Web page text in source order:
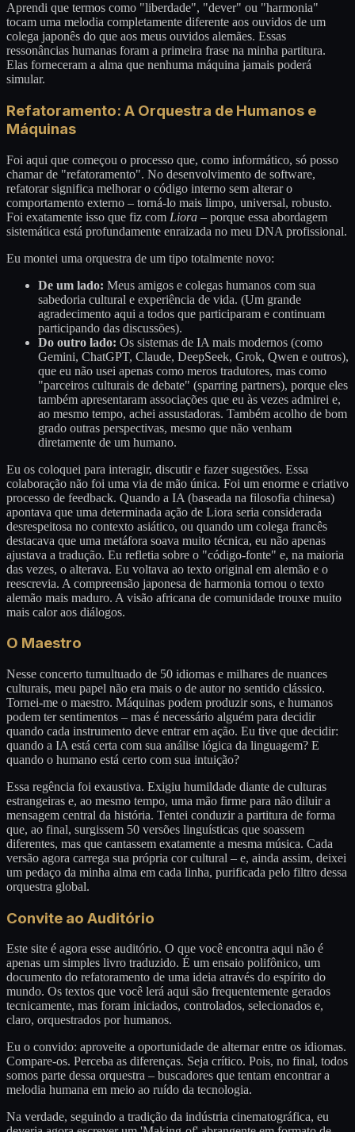
Aprendi que termos como "liberdade", "dever" ou "harmonia"
tocam uma melodia completamente diferente aos ouvidos de um
colega japonês do que aos meus ouvidos alemães. Essas
ressonâncias humanas foram a primeira frase na minha partitura.
Elas forneceram a alma que nenhuma máquina jamais poderá
simular.
Refatoramento: A Orquestra de Humanos e
Máquinas
Foi aqui que começou o processo que, como informático, só posso
chamar de "refatoramento". No desenvolvimento de software,
refatorar significa melhorar o código interno sem alterar o
comportamento externo – torná-lo mais limpo, universal, robusto.
Foi exatamente isso que fiz com Liora – porque essa abordagem
sistemática está profundamente enraizada no meu DNA profissional.
Eu montei uma orquestra de um tipo totalmente novo:
De um lado: Meus amigos e colegas humanos com sua
sabedoria cultural e experiência de vida. (Um grande
agradecimento aqui a todos que participaram e continuam
participando das discussões).
Do outro lado: Os sistemas de IA mais modernos (como
Gemini, ChatGPT, Claude, DeepSeek, Grok, Qwen e outros),
que eu não usei apenas como meros tradutores, mas como
"parceiros culturais de debate" (sparring partners), porque eles
também apresentaram associações que eu às vezes admirei e,
ao mesmo tempo, achei assustadoras. Também acolho de bom
grado outras perspectivas, mesmo que não venham
diretamente de um humano.
Eu os coloquei para interagir, discutir e fazer sugestões. Essa
colaboração não foi uma via de mão única. Foi um enorme e criativo
processo de feedback. Quando a IA (baseada na filosofia chinesa)
apontava que uma determinada ação de Liora seria considerada
desrespeitosa no contexto asiático, ou quando um colega francês
destacava que uma metáfora soava muito técnica, eu não apenas
ajustava a tradução. Eu refletia sobre o "código-fonte" e, na maioria
das vezes, o alterava. Eu voltava ao texto original em alemão e o
reescrevia. A compreensão japonesa de harmonia tornou o texto
alemão mais maduro. A visão africana de comunidade trouxe muito
mais calor aos diálogos.
O Maestro
Nesse concerto tumultuado de 50 idiomas e milhares de nuances
culturais, meu papel não era mais o de autor no sentido clássico.
Tornei-me o maestro. Máquinas podem produzir sons, e humanos
podem ter sentimentos – mas é necessário alguém para decidir
quando cada instrumento deve entrar em ação. Eu tive que decidir:
quando a IA está certa com sua análise lógica da linguagem? E
quando o humano está certo com sua intuição?
Essa regência foi exaustiva. Exigiu humildade diante de culturas
estrangeiras e, ao mesmo tempo, uma mão firme para não diluir a
mensagem central da história. Tentei conduzir a partitura de forma
que, ao final, surgissem 50 versões linguísticas que soassem
diferentes, mas que cantassem exatamente a mesma música. Cada
versão agora carrega sua própria cor cultural – e, ainda assim, deixei
um pedaço da minha alma em cada linha, purificada pelo filtro dessa
orquestra global.
Convite ao Auditório
Este site é agora esse auditório. O que você encontra aqui não é
apenas um simples livro traduzido. É um ensaio polifônico, um
documento do refatoramento de uma ideia através do espírito do
mundo. Os textos que você lerá aqui são frequentemente gerados
tecnicamente, mas foram iniciados, controlados, selecionados e,
claro, orquestrados por humanos.
Eu o convido: aproveite a oportunidade de alternar entre os idiomas.
Compare-os. Perceba as diferenças. Seja crítico. Pois, no final, todos
somos parte dessa orquestra – buscadores que tentam encontrar a
melodia humana em meio ao ruído da tecnologia.
Na verdade, seguindo a tradição da indústria cinematográfica, eu